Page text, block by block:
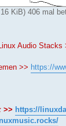
KiB) 406 mal
Audio
>> https://
>> https://